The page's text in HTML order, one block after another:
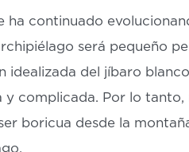
ha continuado
será pequeño
idealizada del jíbaro
y complicada. Por lo tanto,
boricua desde la